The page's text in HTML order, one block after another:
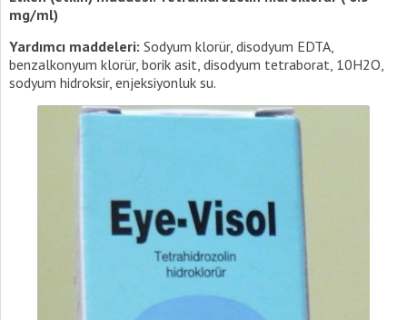
mg/ml)
Yardımcı maddeleri: Sodyum klorür, disodyum EDTA,
benzalkonyum klorür, borik asit, disodyum tetraborat, 10H2O,
sodyum hidroksir, enjeksiyonluk su.